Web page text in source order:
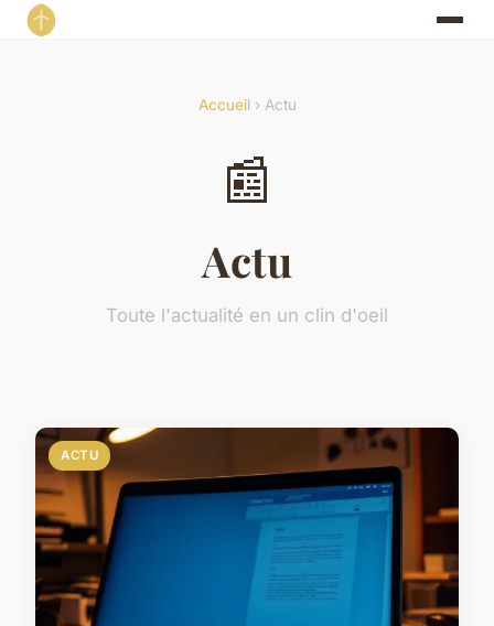
Accueil› Actu
📰
Actu
Toute l'actualité en un clin d'oeil
ACTU